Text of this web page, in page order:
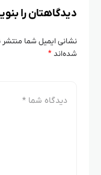
دیدگاهتان را
نشانی ایمیل شما
شده‌اند*